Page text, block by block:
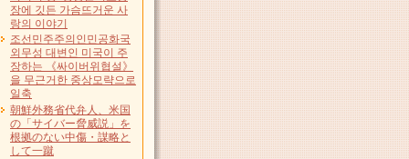
장에 깃든 가슴뜨거운 사
랑의 이야기
조선민주주의인민공화국
외무성 대변인 미국이 주
장하는 《싸이버위협설》
을 무근거한 중상모략으로
일축
朝鮮外務省代弁人、米国
の「サイバー脅威説」を
根拠のない中傷・謀略と
して一蹴